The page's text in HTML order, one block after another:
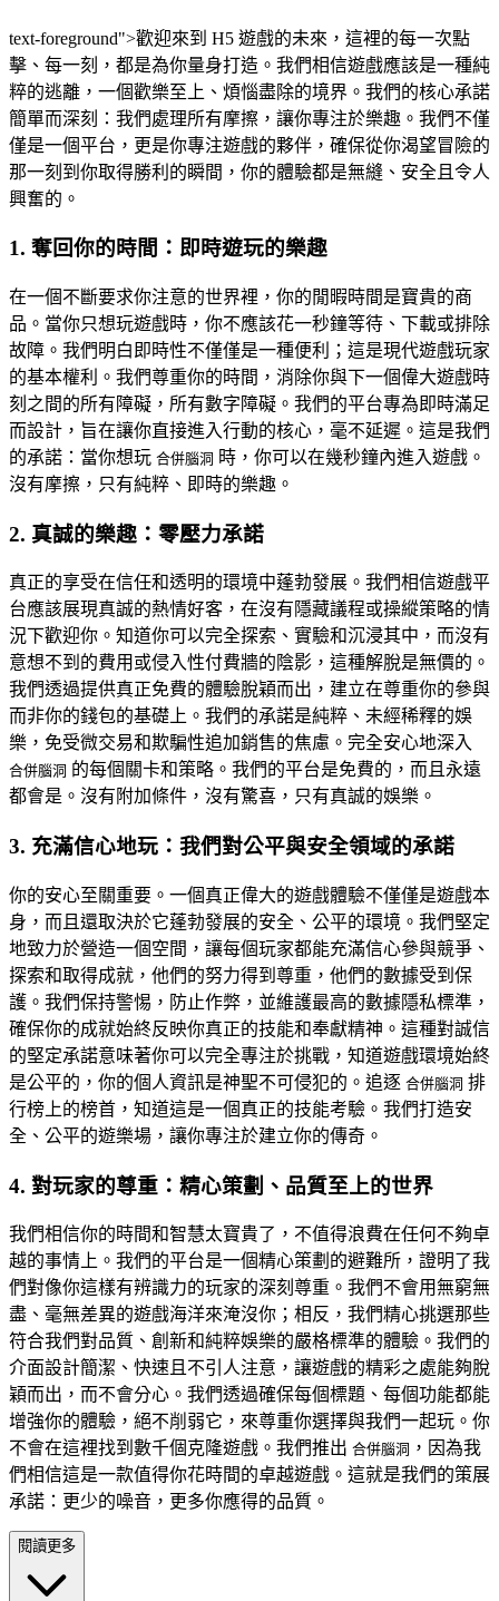
text-foreground">歡迎來到 H5 遊戲的未來，這裡的每一次點
擊、每一刻，都是為你量身打造。我們相信遊戲應該是一種純
粹的逃離，一個歡樂至上、煩惱盡除的境界。我們的核心承諾
簡單而深刻：我們處理所有摩擦，讓你專注於樂趣。我們不僅
僅是一個平台，更是你專注遊戲的夥伴，確保從你渴望冒險的
那一刻到你取得勝利的瞬間，你的體驗都是無縫、安全且令人
興奮的。
1. 奪回你的時間：即時遊玩的樂趣
在一個不斷要求你注意的世界裡，你的閒暇時間是寶貴的商
品。當你只想玩遊戲時，你不應該花一秒鐘等待、下載或排除
故障。我們明白即時性不僅僅是一種便利；這是現代遊戲玩家
的基本權利。我們尊重你的時間，消除你與下一個偉大遊戲時
刻之間的所有障礙，所有數字障礙。我們的平台專為即時滿足
而設計，旨在讓你直接進入行動的核心，毫不延遲。這是我們
的承諾：當你想玩 合併腦洞 時，你可以在幾秒鐘內進入遊戲。
沒有摩擦，只有純粹、即時的樂趣。
2. 真誠的樂趣：零壓力承諾
真正的享受在信任和透明的環境中蓬勃發展。我們相信遊戲平
台應該展現真誠的熱情好客，在沒有隱藏議程或操縱策略的情
況下歡迎你。知道你可以完全探索、實驗和沉浸其中，而沒有
意想不到的費用或侵入性付費牆的陰影，這種解脫是無價的。
我們透過提供真正免費的體驗脫穎而出，建立在尊重你的參與
而非你的錢包的基礎上。我們的承諾是純粹、未經稀釋的娛
樂，免受微交易和欺騙性追加銷售的焦慮。完全安心地深入
合併腦洞 的每個關卡和策略。我們的平台是免費的，而且永遠
都會是。沒有附加條件，沒有驚喜，只有真誠的娛樂。
3. 充滿信心地玩：我們對公平與安全領域的承諾
你的安心至關重要。一個真正偉大的遊戲體驗不僅僅是遊戲本
身，而且還取決於它蓬勃發展的安全、公平的環境。我們堅定
地致力於營造一個空間，讓每個玩家都能充滿信心參與競爭、
探索和取得成就，他們的努力得到尊重，他們的數據受到保
護。我們保持警惕，防止作弊，並維護最高的數據隱私標準，
確保你的成就始終反映你真正的技能和奉獻精神。這種對誠信
的堅定承諾意味著你可以完全專注於挑戰，知道遊戲環境始終
是公平的，你的個人資訊是神聖不可侵犯的。追逐 合併腦洞 排
行榜上的榜首，知道這是一個真正的技能考驗。我們打造安
全、公平的遊樂場，讓你專注於建立你的傳奇。
4. 對玩家的尊重：精心策劃、品質至上的世界
我們相信你的時間和智慧太寶貴了，不值得浪費在任何不夠卓
越的事情上。我們的平台是一個精心策劃的避難所，證明了我
們對像你這樣有辨識力的玩家的深刻尊重。我們不會用無窮無
盡、毫無差異的遊戲海洋來淹沒你；相反，我們精心挑選那些
符合我們對品質、創新和純粹娛樂的嚴格標準的體驗。我們的
介面設計簡潔、快速且不引人注意，讓遊戲的精彩之處能夠脫
穎而出，而不會分心。我們透過確保每個標題、每個功能都能
增強你的體驗，絕不削弱它，來尊重你選擇與我們一起玩。你
不會在這裡找到數千個克隆遊戲。我們推出 合併腦洞 ，因為我
們相信這是一款值得你花時間的卓越遊戲。這就是我們的策展
承諾：更少的噪音，更多你應得的品質。
閱讀更多